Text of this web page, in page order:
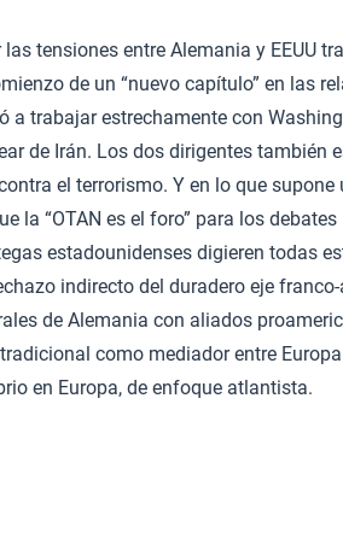
tensiones entre Alemania y EEUU
de un “nuevo capítulo” en las
a trabajar estrechamente con
de Irán. Los dos dirigentes también
el terrorismo. Y en lo que supone
la “OTAN es el foro” para los debates
estadounidenses digieren todas
indirecto del duradero eje
de Alemania con aliados
como mediador entre Europa
en Europa, de enfoque atlantista.